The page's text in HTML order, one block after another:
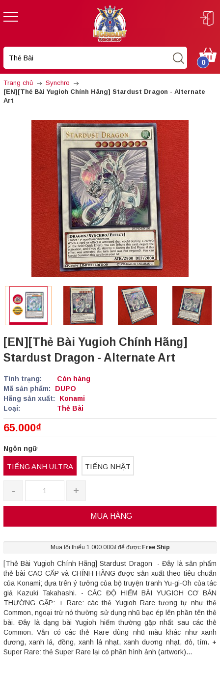
0
Trang chủ
Synchro
[EN][Thẻ Bài Yugioh Chính Hãng] Stardust Dragon - Alternate
Art
[EN][Thẻ Bài Yugioh Chính Hãng]
Stardust Dragon - Alternate Art
Tình trạng:
Còn hàng
Mã sản phẩm:
DUPO
Hãng sản xuất:
Konami
Loại:
Thẻ Bài
65.000₫
Ngôn ngữ
TIẾNG ANH ULTRA TIẾNG NHẬT
- +
MUA HÀNG
Mua tối thiểu 1.000.000₫ để được Free Ship
[Thẻ Bài Yugioh Chính Hãng] Stardust Dragon - Đây là sản phẩm
thẻ bài CAO CẤP và CHÍNH HÃNG được sản xuất theo tiêu chuẩn
của Konami; dựa trên ý tưởng của bộ truyện tranh Yu-gi-Oh của tác
giả Kazuki Takahashi. - CÁC ĐỘ HIẾM BÀI YUGIOH CƠ BẢN
THƯỜNG GẶP: + Rare: các thẻ Yugioh Rare tương tự như thẻ
Common, ngoại trừ nó thường sử dụng nhũ bạc ép lên phần tên thẻ
bài. Đây là dạng bài Yugioh hiếm thường gặp nhất sau các thẻ
Common. Vẫn có các thẻ Rare dùng nhũ màu khác như xanh
dương, xanh lá, đồng, xanh lá nhạt, xanh dương nhạt, đỏ, tím. +
Super Rare: thẻ Super Rare lại có phần hình ảnh (artwork)...